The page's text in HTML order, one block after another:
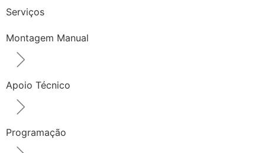
Serviços
Montagem Manual
Apoio Técnico
Programação